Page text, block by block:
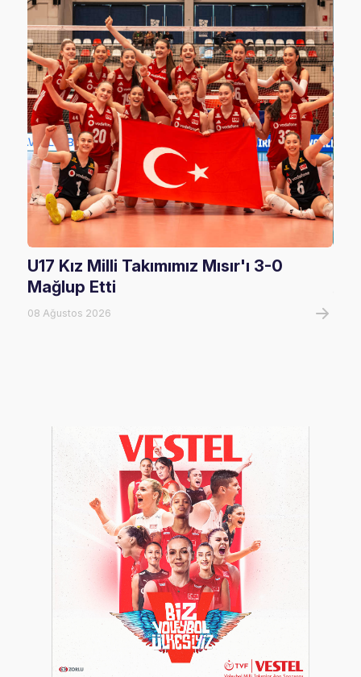
U17 Kız Milli Takımımız Mısır'ı 3-0
Mağlup Etti
08 Ağustos 2026